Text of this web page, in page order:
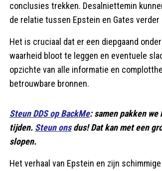
conclusies trekken. Desalniettemin
de relatie tussen Epstein en Gates verder
Het is cruciaal dat er een diepgaand
waarheid bloot te leggen en eventuele
opzichte van alle informatie en
betrouwbare bronnen.
Steun DDS op BackMe: samen pakken we
tijden. Steun onsdus! Dat kan met een
slopen.
Het verhaal van Epstein en zijn